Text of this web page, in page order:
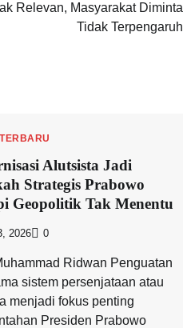
Relevan, Masyarakat Diminta
Tidak Terpengaruh
Alutsista Jadi
Strategis Prabowo
Geopolitik Tak Menentu
2026 0
Ridwan Penguatan
sistem persenjataan atau
menjadi fokus penting
Presiden Prabowo